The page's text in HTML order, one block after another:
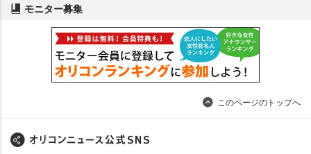
モニター募集
このページのトップへ